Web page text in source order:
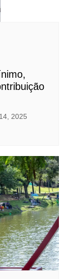
2025